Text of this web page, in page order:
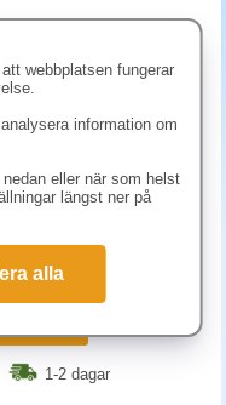
moms)
1-2 dagar
webbplatsen fungerar
information om
eller när som helst
längst ner på
alla